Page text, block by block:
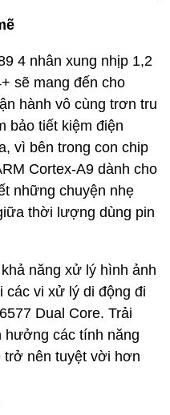
4 nhân xung nhịp 1,2
sẽ mang đến cho
hành vô cùng trơn tru
bảo tiết kiệm điện
vì bên trong con chip
Cortex-A9 dành cho
những chuyện nhẹ
thời lượng dùng pin
năng xử lý hình ảnh
các vi xử lý di động đi
Dual Core. Trải
hưởng các tính năng
trở nên tuyệt vời hơn